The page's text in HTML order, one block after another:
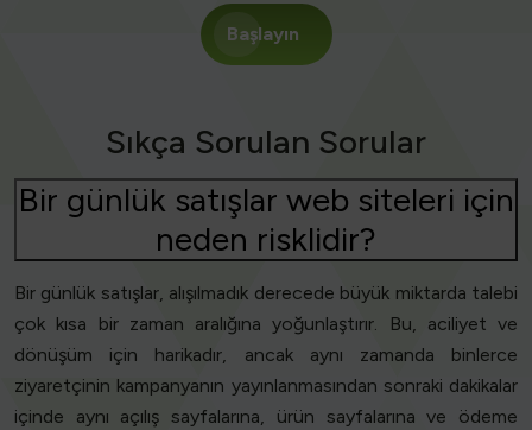
Başlayın
Sıkça Sorulan Sorular
Bir günlük satışlar web siteleri için
neden risklidir?
Bir günlük satışlar, alışılmadık derecede büyük miktarda talebi
çok kısa bir zaman aralığına yoğunlaştırır. Bu, aciliyet ve
dönüşüm için harikadır, ancak aynı zamanda binlerce
ziyaretçinin kampanyanın yayınlanmasından sonraki dakikalar
içinde aynı açılış sayfalarına, ürün sayfalarına ve ödeme